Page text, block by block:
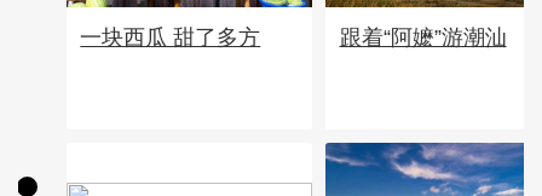
一块西瓜 甜了多方 跟着“阿嬷”游潮汕